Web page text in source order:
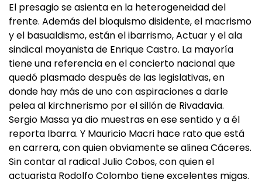
El presagio se asienta en la heterogeneidad del
frente. Además del bloquismo disidente, el macrismo
y el basualdismo, están el ibarrismo, Actuar y el ala
sindical moyanista de Enrique Castro. La mayoría
tiene una referencia en el concierto nacional que
quedó plasmado después de las legislativas, en
donde hay más de uno con aspiraciones a darle
pelea al kirchnerismo por el sillón de Rivadavia.
Sergio Massa ya dio muestras en ese sentido y a él
reporta Ibarra. Y Mauricio Macri hace rato que está
en carrera, con quien obviamente se alinea Cáceres.
Sin contar al radical Julio Cobos, con quien el
actuarista Rodolfo Colombo tiene excelentes migas.